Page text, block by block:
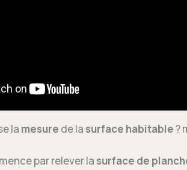
la mesure de la surface habitable?
par relever la surface de